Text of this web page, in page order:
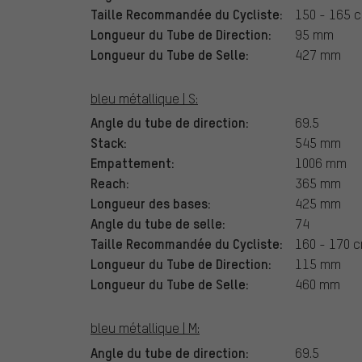
Taille Recommandée du Cycliste: 150 - 165
Longueur du Tube de Direction: 95 mm
Longueur du Tube de Selle: 427 mm
bleu métallique | S:
Angle du tube de direction: 69.5
Stack: 545 mm
Empattement: 1006 mm
Reach: 365 mm
Longueur des bases: 425 mm
Angle du tube de selle: 74
Taille Recommandée du Cycliste: 160 - 170
Longueur du Tube de Direction: 115 mm
Longueur du Tube de Selle: 460 mm
bleu métallique | M:
Angle du tube de direction: 69.5